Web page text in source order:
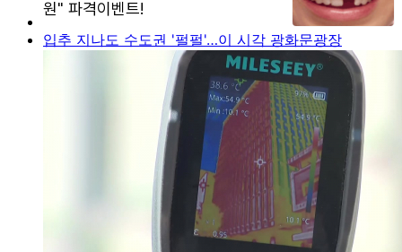
입추 지나도 수도권 '펄펄'…이 시각 광화문광장